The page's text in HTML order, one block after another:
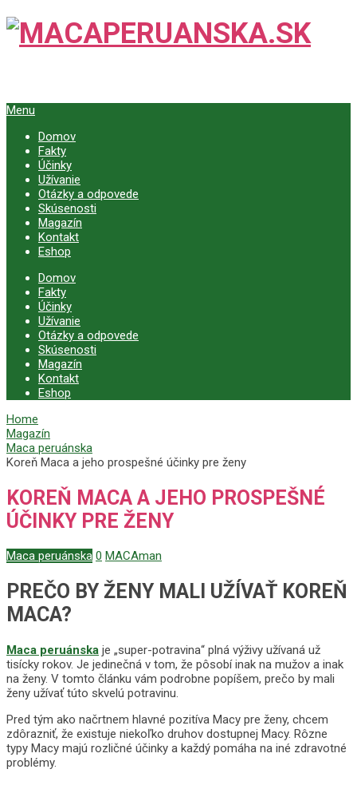
Menu
Domov
Fakty
Účinky
Užívanie
Otázky a odpovede
Skúsenosti
Magazín
Kontakt
Eshop
Domov
Fakty
Účinky
Užívanie
Otázky a odpovede
Skúsenosti
Magazín
Kontakt
Eshop
Home
Magazín
Maca peruánska
Koreň Maca a jeho prospešné účinky pre ženy
KOREŇ MACA A JEHO PROSPEŠNÉ
ÚČINKY PRE ŽENY
Maca peruánska 0 MACAman
PREČO BY ŽENY MALI UŽÍVAŤ KOREŇ
MACA?
Maca peruánska je „super-potravina“ plná výživy užívaná už
tisícky rokov. Je jedinečná v tom, že pôsobí inak na mužov a inak
na ženy. V tomto článku vám podrobne popíšem, prečo by mali
ženy užívať túto skvelú potravinu.
Pred tým ako načrtnem hlavné pozitíva Macy pre ženy, chcem
zdôrazniť, že existuje niekoľko druhov dostupnej Macy. Rôzne
typy Macy majú rozličné účinky a každý pomáha na iné zdravotné
problémy.